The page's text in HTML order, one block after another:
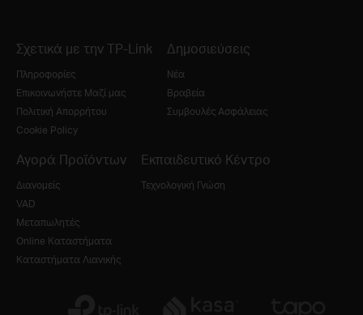
Σχετικά με την TP-Link
Πληροφορίες
Επικοινωνήστε Μαζί μας
Πολιτική Απορρήτου
Cookie Policy
Δημοσιεύσεις
Νέα
Βραβεία
Συμβουλές Ασφάλειας
Αγορά Προϊόντων
Διανομείς
VAD
Μεταπωλητές
Online Καταστήματα
Καταστήματα Λιανικής
Εκπαιδευτικό Κέντρο
Τεχνολογική Γνώση